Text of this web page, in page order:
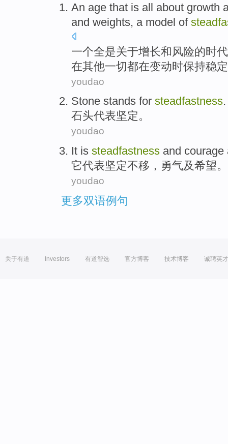
An age that is all about growth
and weights, a model of
一个全是关于增长和 风险的时代
在其他一切都在变动时保持稳定
youdao
Stone stands for steadfastness.
石头代表坚定。
youdao
It is steadfastness and courage
它代表坚定不移， 勇气及希望。
youdao
更多双语例句
关于有道 Investors 有道智选 官方博客 技术博客 诚聘英才